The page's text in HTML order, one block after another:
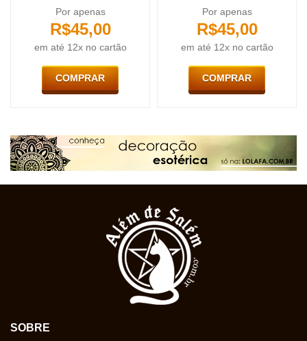
Por apenas
R$45,00
em até 12x no cartão
COMPRAR
Por apenas
R$45,00
em até 12x no cartão
COMPRAR
SOBRE